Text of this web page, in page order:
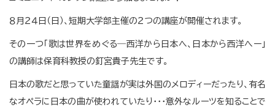
８月２４日（日）、短期大学部主催の２つの講座が開催されます。
その一つ「歌は世界をめぐる―西洋から日本へ、日本から西洋へー」
の講師は保育科教授の釘宮貴子先生です。
日本の歌だと思っていた童謡が実は外国のメロディーだったり、有名
なオペラに日本の曲が使われていたり・・・意外なルーツを知ることで